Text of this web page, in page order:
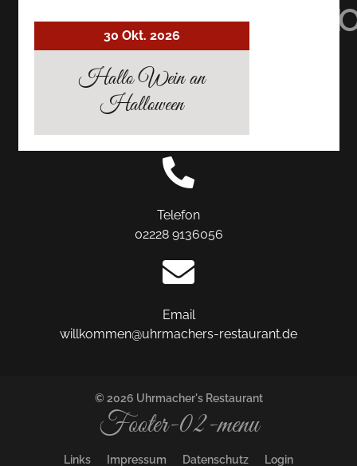
TRIPADVISOR
INSTAGRAM
Hauptstraße 118
53424 Remagen Oberwinter
Telefon
02228 9136056
Email
willkommen@uhrmachers-restaurant.de
© 2026 Uhrmacher's Restaurant
Footer-02-menu
Links Impressum Datenschutz Login
30 Okt. 2026
Hallo Wein an
Halloween